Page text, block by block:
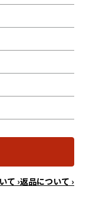
て ›返品について ›